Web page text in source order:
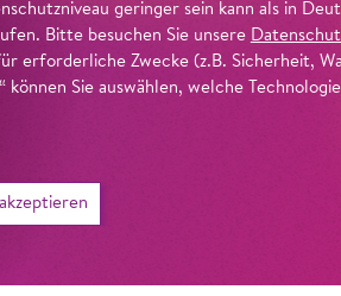
geringer sein kann als in
Bitte besuchen Sie unsere
erforderliche Zwecke (z.B. Sicherheit,
Sie auswählen, welche